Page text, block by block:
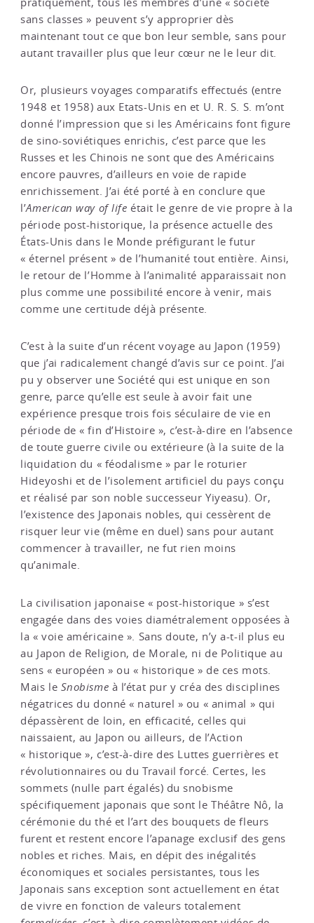
sans classes » peuvent s’y approprier dès
maintenant tout ce que bon leur semble, sans pour
autant travailler plus que leur cœur ne le leur dit.
Or, plusieurs voyages comparatifs effectués (entre
1948 et 1958) aux Etats-Unis en et U. R. S. S. m’ont
donné l’impression que si les Américains font figure
de sino-soviétiques enrichis, c’est parce que les
Russes et les Chinois ne sont que des Américains
encore pauvres, d’ailleurs en voie de rapide
enrichissement. J’ai été porté à en conclure que
l’American way of life était le genre de vie propre à la
période post-historique, la présence actuelle des
États-Unis dans le Monde préfigurant le futur
« éternel présent » de l’humanité tout entière. Ainsi,
le retour de l’Homme à l’animalité apparaissait non
plus comme une possibilité encore à venir, mais
comme une certitude déjà présente.
C’est à la suite d’un récent voyage au Japon (1959)
que j’ai radicalement changé d’avis sur ce point. J’ai
pu y observer une Société qui est unique en son
genre, parce qu’elle est seule à avoir fait une
expérience presque trois fois séculaire de vie en
période de « fin d’Histoire », c’est-à-dire en l’absence
de toute guerre civile ou extérieure (à la suite de la
liquidation du « féodalisme » par le roturier
Hideyoshi et de l’isolement artificiel du pays conçu
et réalisé par son noble successeur Yiyeasu). Or,
l’existence des Japonais nobles, qui cessèrent de
risquer leur vie (même en duel) sans pour autant
commencer à travailler, ne fut rien moins
qu’animale.
La civilisation japonaise « post-historique » s’est
engagée dans des voies diamétralement opposées à
la « voie américaine ». Sans doute, n’y a-t-il plus eu
au Japon de Religion, de Morale, ni de Politique au
sens « européen » ou « historique » de ces mots.
Mais le Snobisme à l’état pur y créa des disciplines
négatrices du donné « naturel » ou « animal » qui
dépassèrent de loin, en efficacité, celles qui
naissaient, au Japon ou ailleurs, de l’Action
« historique », c’est-à-dire des Luttes guerrières et
révolutionnaires ou du Travail forcé. Certes, les
sommets (nulle part égalés) du snobisme
spécifiquement japonais que sont le Théâtre Nô, la
cérémonie du thé et l’art des bouquets de fleurs
furent et restent encore l’apanage exclusif des gens
nobles et riches. Mais, en dépit des inégalités
économiques et sociales persistantes, tous les
Japonais sans exception sont actuellement en état
de vivre en fonction de valeurs totalement